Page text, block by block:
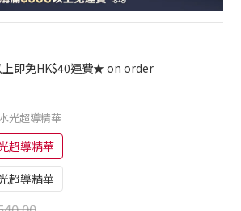
即免HK$40運費★ on order
光超導精華
超導精華
超導精華